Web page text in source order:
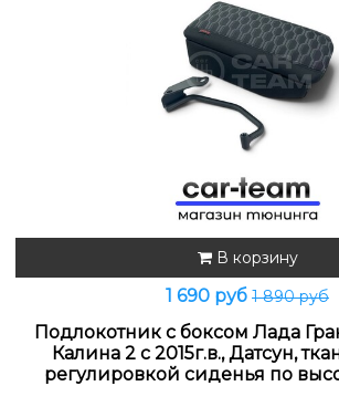
В корзину
1 690 руб 1 890 руб
Подлокотник с боксом Лада
Калина 2 с 2015г.в., Датсун,
регулировкой сиденья по